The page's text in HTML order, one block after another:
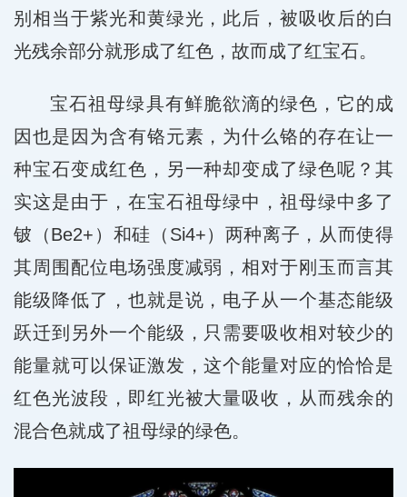
别相当于紫光和黄绿光，此后，被吸收后的白
光残余部分就形成了红色，故而成了红宝石。
宝石祖母绿具有鲜脆欲滴的绿色，它的成
因也是因为含有铬元素，为什么铬的存在让一
种宝石变成红色，另一种却变成了绿色呢？其
实这是由于，在宝石祖母绿中，祖母绿中多了
铍（Be2+）和硅（Si4+）两种离子，从而使得
其周围配位电场强度减弱，相对于刚玉而言其
能级降低了，也就是说，电子从一个基态能级
跃迁到另外一个能级，只需要吸收相对较少的
能量就可以保证激发，这个能量对应的恰恰是
红色光波段，即红光被大量吸收，从而残余的
混合色就成了祖母绿的绿色。